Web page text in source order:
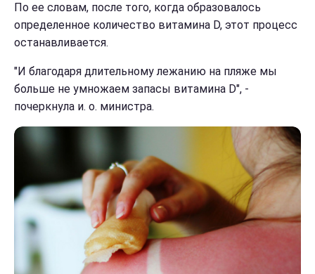
По ее словам, после того, когда образовалось
определенное количество витамина D, этот процесс
останавливается.
"И благодаря длительному лежанию на пляже мы
больше не умножаем запасы витамина D", -
почеркнула и. о. министра.